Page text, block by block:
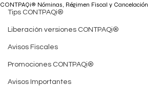
Tips CONTPAQi®
Liberación versiones CONTPAQi®
Avisos Fiscales
Promociones CONTPAQi®
Avisos Importantes
CONTPAQi® Nóminas, Régimen Fiscal y Cancelación